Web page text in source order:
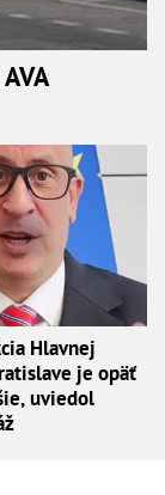
Hlavnej
je opäť
uviedol